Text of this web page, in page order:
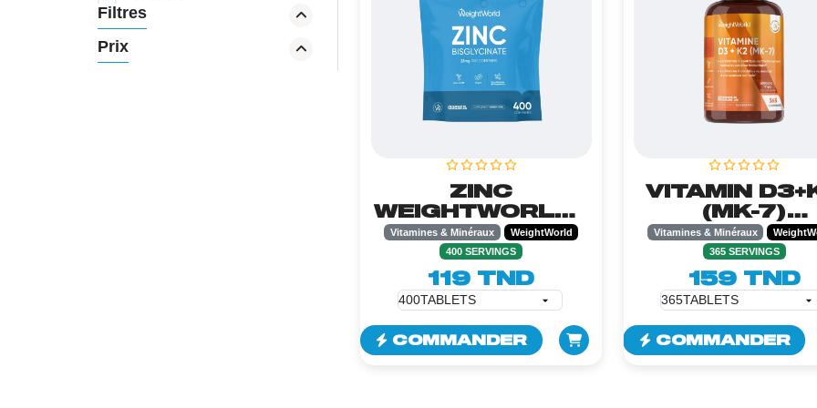
Brûleurs de graisses
Filtres
Prix
ZINC
WEIGHTWORLD -
400TABLETS
Vitamines & Minéraux
WeightWorld
400 SERVINGS
119 TND
COMMANDER
VITAMIN
(MK-7)
Vitamines & Minéraux
365 SERVINGS
159 TND
COMMANDER